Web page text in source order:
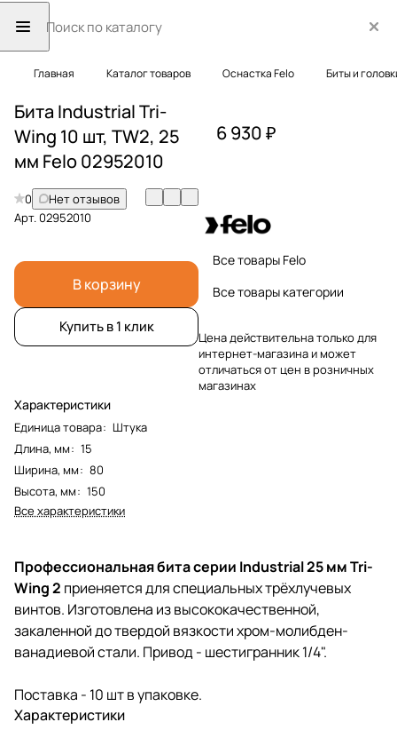
Главная Каталог товаров Оснастка Felo Биты и
Бита Industrial Tri-
Wing 10 шт, TW2, 25
мм Felo 02952010
0
Нет отзывов
Арт.02952010
В корзину
Купить в 1 клик
Характеристики
Единица товара: Штука
Длина, мм: 15
Ширина, мм: 80
Высота, мм: 150
Все характеристики
6 930 ₽
Все товары Felo
Все товары категории
Цена действительна только для
интернет-магазина и может
отличаться от цен в розничных
магазинах
Профессиональная бита серии Industrial 25 мм Tri-
Wing 2 приеняется для специальных трёхлучевых
винтов. Изготовлена из высококачественной,
закаленной до твердой вязкости хром-молибден-
ванадиевой стали. Привод - шестигранник 1/4".
Поставка - 10 шт в упаковке.
Характеристики